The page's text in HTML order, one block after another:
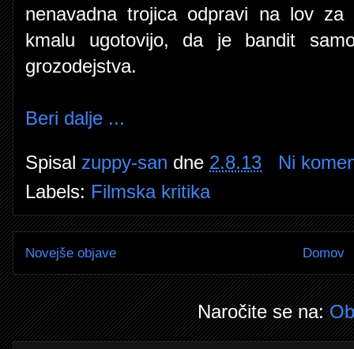
nenavadna trojica odpravi na lov
kmalu ugotovijo, da je bandit
grozodejstva.
Beri dalje ...
Spisal zuppy-san dne 2.8.13
Ni
Labels: Filmska kritika
Novejše objave Domov
Naročite se na: